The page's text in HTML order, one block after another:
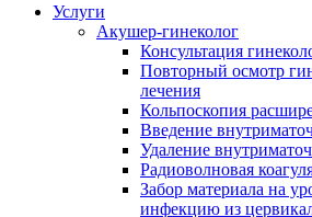
Услуги
Акушер-гинеколог
Консультация
Повторный осмотр
лечения
Кольпоскопия
Введение
Удаление
Радиоволновая
Забор материала на
инфекцию из